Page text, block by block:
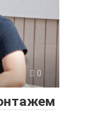
0